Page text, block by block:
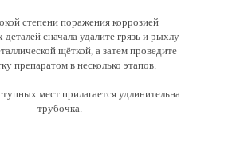
степени поражения коррозией
сначала удалите грязь и рыхлую
щёткой, а затем проведите
препаратом в несколько этапов.
мест прилагается удлинительная
трубочка.